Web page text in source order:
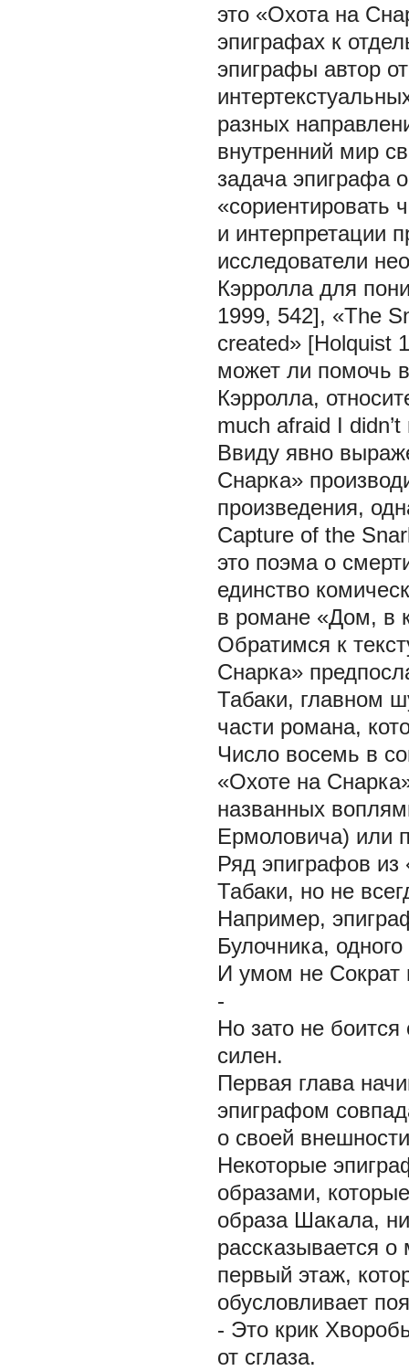
это «Охота на
эпиграфах к
эпиграфы автор
разных
внутренний мир
задача эпиграфа
«сориентировать
и интерпретации
исследователи
Кэрролла для
1999, 542], «The
created» [Holquist
может ли помочь
Кэрролла,
much afraid I
Ввиду явно
Снарка»
произведения,
Capture of the
это поэма о
единство
в романе «Дом, в
Обратимся к
Снарка»
Табаки, главном
части романа,
Число восемь в
«Охоте на
названных
Ермоловича) или
Ряд эпиграфов
Табаки, но не
Например,
Булочника,
И умом не
-
Но зато не
силен.
Первая глава
эпиграфом
о своей
Некоторые
образами,
образа Шакала,
рассказывается
первый этаж,
обусловливает
- Это крик
от сглаза.